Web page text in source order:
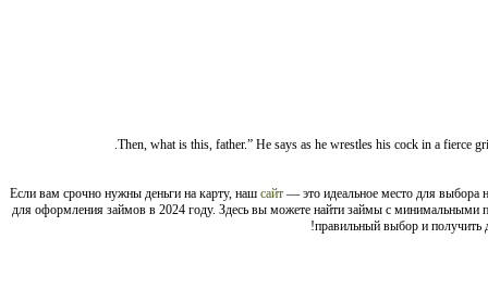
Если вам срочно нужны деньги на карту, наш сайт — это идеальное место для
для оформления займов в 2024 году. Здесь вы можете найти займы с
правильный выбор и получить